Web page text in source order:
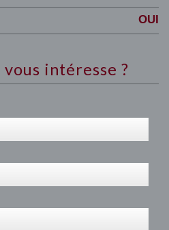
OUI
vous intéresse ?